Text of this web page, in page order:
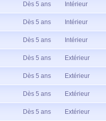
Dès 5 ans Intérieur
Dès 5 ans Intérieur
Dès 5 ans Intérieur
Dès 5 ans Extérieur
Dès 5 ans Extérieur
Dès 5 ans Extérieur
Dès 5 ans Extérieur